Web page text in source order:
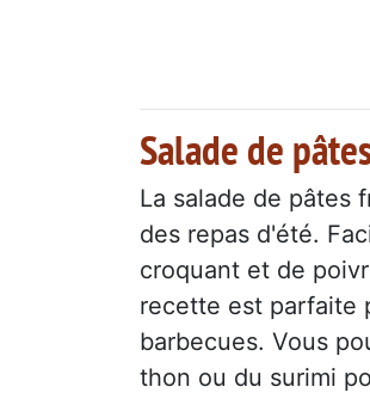
Salade de
La salade de pâtes
des repas d'été.
croquant et de
recette est parfaite
barbecues. Vous
thon ou du surimi